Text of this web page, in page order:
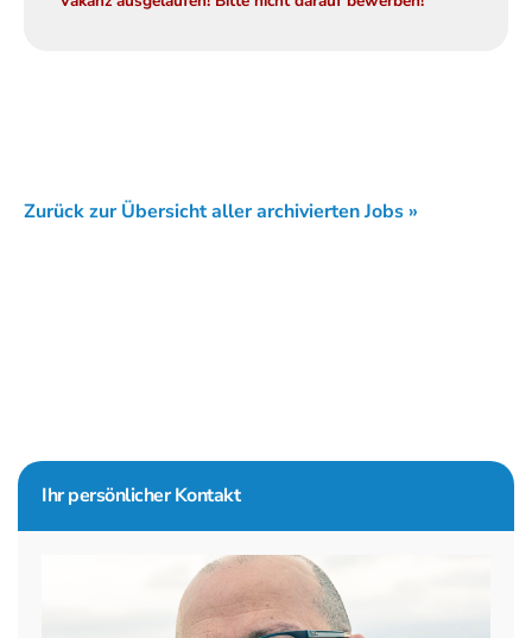
Zurück zur Übersicht aller archivierten Jobs »
Seitenspalte
Ihr persönlicher Kontakt